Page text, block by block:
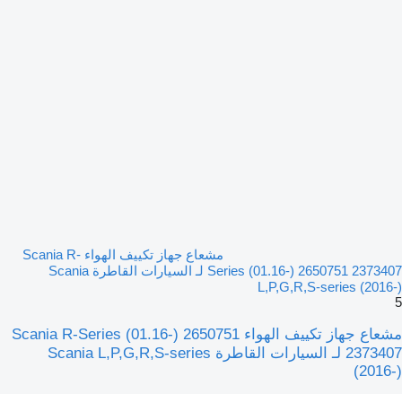
مشعاع جهاز تكييف الهواء Scania R-
Series (01.16-) 2650751 2373407 لـ السيارات القاطرة Scania
L,P,G,R,S-series (2016-)
5
مشعاع جهاز تكييف الهواء Scania R-Series (01.16-) 2650751
2373407 لـ السيارات القاطرة Scania L,P,G,R,S-series
(2016-)